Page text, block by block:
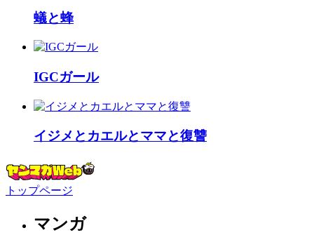
蟻と蜂
IGCガール
イジメとカエルとママと復讐
トップページ
マンガ